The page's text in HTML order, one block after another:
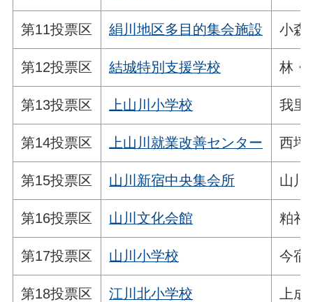
第11投票区 絹川地区多目的集会施設 小森
第12投票区 結城特別支援学校 林・
第13投票区 上山川小学校 我里
第14投票区 上山川就業改善センター 西坪
第15投票区 山川新宿中央集会所 山川
第16投票区 山川文化会館 粕礼
第17投票区 山川小学校 今宿
第18投票区 江川北小学校 上